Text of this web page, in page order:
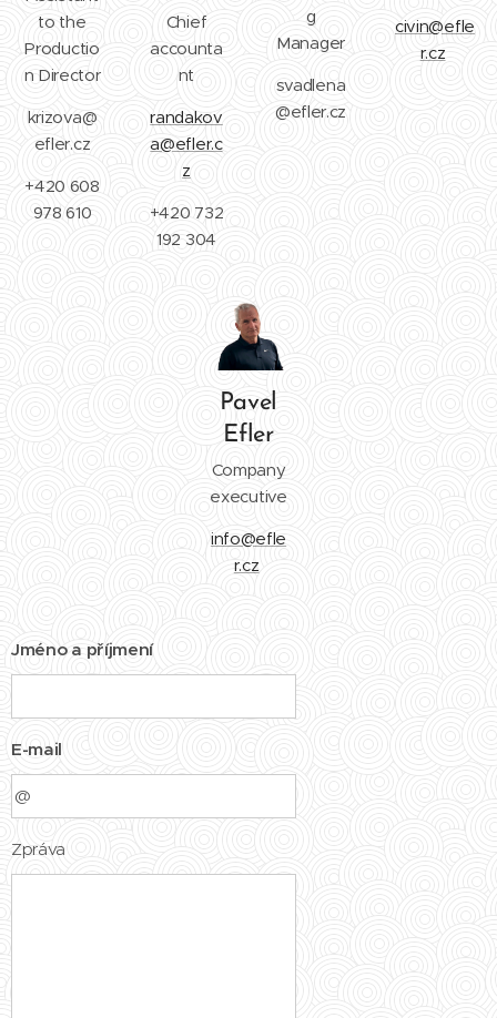
to the
Productio
n Director
krizova@
efler.cz
+420 608
978 610
Chief
accounta
nt
randakov
a@efler.c
z
+420 732
192 304
g
Manager
svadlena
@efler.cz
civin@efle
r.cz
Pavel
Efler
Company
executive
info@efle
r.cz
Jméno a příjmení
E-mail
Zpráva